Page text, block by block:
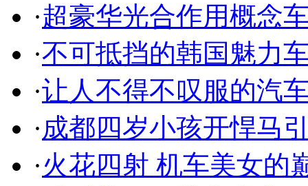
·超豪华光合作用概念
·不可抵挡的韩国魅力
·让人不得不叹服的汽
·成都四岁小孩开悍马
·火花四射 机车美女的